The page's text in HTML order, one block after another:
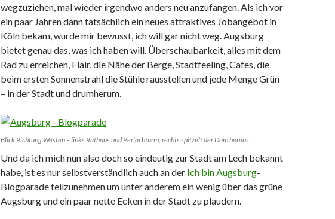
wegzuziehen, mal wieder irgendwo anders neu anzufangen. Als ich vor
ein paar Jahren dann tatsächlich ein neues attraktives Jobangebot in
Köln bekam, wurde mir bewusst, ich will gar nicht weg. Augsburg
bietet genau das, was ich haben will. Überschaubarkeit, alles mit dem
Rad zu erreichen, Flair, die Nähe der Berge, Stadtfeeling, Cafes, die
beim ersten Sonnenstrahl die Stühle rausstellen und jede Menge Grün
– in der Stadt und drumherum.
Blick Richtung Westen – links Rathaus und Perlachturm, rechts spitzelt der Dom heraus
Und da ich mich nun also doch so eindeutig zur Stadt am Lech bekannt
habe, ist es nur selbstverständlich auch an der Ich bin Augsburg-
Blogparade teilzunehmen um unter anderem ein wenig über das grüne
Augsburg und ein paar nette Ecken in der Stadt zu plaudern.